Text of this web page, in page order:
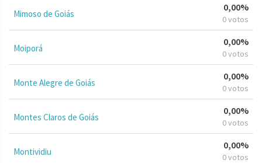
Mimoso de Goiás
0,00%
0 votos
Moiporá
0,00%
0 votos
Monte Alegre de Goiás
0,00%
0 votos
Montes Claros de Goiás
0,00%
0 votos
Montividiu
0,00%
0 votos